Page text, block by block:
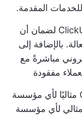
المقدمة.
يمكنك دمج ميزات تتبُّع الوقت في ClickUp لضمان أن
بالإضافة إلى
مباشرةً مع
مفقودة
يُعد نموذج طلب الخدمة من ClickUp مثاليًا لأي مؤسسة
لأي مؤسسة